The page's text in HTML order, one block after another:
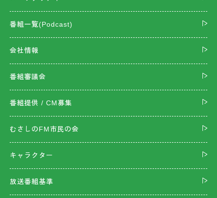
番組一覧(Podcast)
会社情報
番組審議会
番組提供 / CM募集
むさしのFM市民の会
キャラクター
放送番組基準